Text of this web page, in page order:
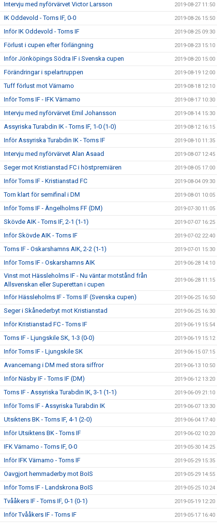
Intervju med nyförvärvet Victor Larsson 2019-08-27 11:50
IK Oddevold - Torns IF, 0-0 2019-08-26 15:50
Inför IK Oddevold - Torns IF 2019-08-25 09:30
Förlust i cupen efter förlängning 2019-08-23 15:10
Inför Jönköpings Södra IF i Svenska cupen 2019-08-20 15:00
Förändringar i spelartruppen 2019-08-19 12:00
Tuff förlust mot Värnamo 2019-08-18 12:10
Inför Torns IF - IFK Värnamo 2019-08-17 10:30
Intervju med nyförvärvet Emil Johansson 2019-08-14 15:30
Assyriska Turabdin IK - Torns IF, 1-0 (1-0) 2019-08-12 16:15
Inför Assyriska Turabdin IK - Torns IF 2019-08-10 11:35
Intervju med nyförvärvet Alan Asaad 2019-08-07 12:45
Seger mot Kristianstad FC i höstpremiären 2019-08-05 17:00
Inför Torns IF - Kristianstad FC 2019-08-04 09:30
Torn klart för semifinal i DM 2019-08-01 10:05
Inför Torns IF - Ängelholms FF (DM) 2019-07-30 11:05
Skövde AIK - Torns IF, 2-1 (1-1) 2019-07-07 16:25
Inför Skövde AIK - Torns IF 2019-07-02 22:40
Torns IF - Oskarshamns AIK, 2-2 (1-1) 2019-07-01 15:30
Inför Torns IF - Oskarshamns AIK 2019-06-28 14:10
Vinst mot Hässleholms IF - Nu väntar motstånd från
Allsvenskan eller Superettan i cupen
2019-06-28 11:15
Inför Hässleholms IF - Torns IF (Svenska cupen) 2019-06-25 16:50
Seger i Skånederbyt mot Kristianstad 2019-06-25 16:30
Inför Kristianstad FC - Torns IF 2019-06-19 15:54
Torns IF - Ljungskile SK, 1-3 (0-0) 2019-06-19 15:12
Inför Torns IF - Ljungskile SK 2019-06-15 07:15
Avancemang i DM med stora siffror 2019-06-13 10:50
Inför Näsby IF - Torns IF (DM) 2019-06-12 13:20
Torns IF - Assyriska Turabdin IK, 3-1 (1-1) 2019-06-09 21:10
Inför Torns IF - Assyriska Turabdin IK 2019-06-07 13:30
Utsiktens BK - Torns IF, 4-1 (2-0) 2019-06-04 17:40
Inför Utsiktens BK - Torns IF 2019-06-02 10:20
IFK Värnamo - Torns IF, 0-0 2019-05-30 14:25
Inför IFK Värnamo - Torns IF 2019-05-29 15:35
Oavgjort hemmaderby mot BoIS 2019-05-29 14:55
Inför Torns IF - Landskrona BoIS 2019-05-25 10:24
Tvååkers IF - Torns IF, 0-1 (0-1) 2019-05-19 12:20
Inför Tvååkers IF - Torns IF 2019-05-17 16:40